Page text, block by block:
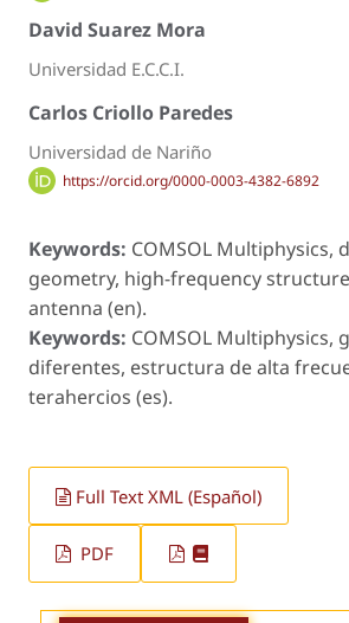
David Suarez Mora
Universidad E.C.C.I.
Carlos Criollo Paredes
Universidad de Nariño
https://orcid.org/0000-0003-4382-6892
Keywords: COMSOL Multiphysics,
geometry, high-frequency
antenna (en).
Keywords: COMSOL Multiphysics,
diferentes, estructura de alta
terahercios (es).
Full Text XML (Español)
PDF